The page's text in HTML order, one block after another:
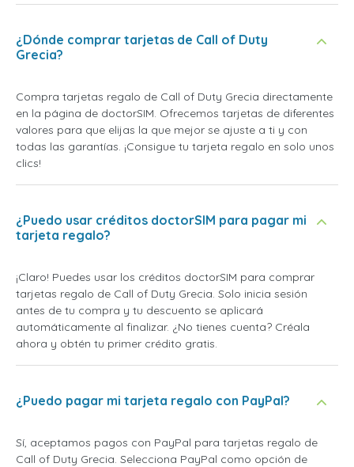
¿Dónde comprar tarjetas de Call of Duty
Grecia?
Compra tarjetas regalo de Call of Duty Grecia directamente
en la página de doctorSIM. Ofrecemos tarjetas de diferentes
valores para que elijas la que mejor se ajuste a ti y con
todas las garantías. ¡Consigue tu tarjeta regalo en solo unos
clics!
¿Puedo usar créditos doctorSIM para pagar mi
tarjeta regalo?
¡Claro! Puedes usar los créditos doctorSIM para comprar
tarjetas regalo de Call of Duty Grecia. Solo inicia sesión
antes de tu compra y tu descuento se aplicará
automáticamente al finalizar. ¿No tienes cuenta? Créala
ahora y obtén tu primer crédito gratis.
¿Puedo pagar mi tarjeta regalo con PayPal?
Sí, aceptamos pagos con PayPal para tarjetas regalo de
Call of Duty Grecia. Selecciona PayPal como opción de